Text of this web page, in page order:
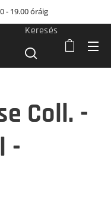
- 19.00 óráig
Keresés
Coll. -
-